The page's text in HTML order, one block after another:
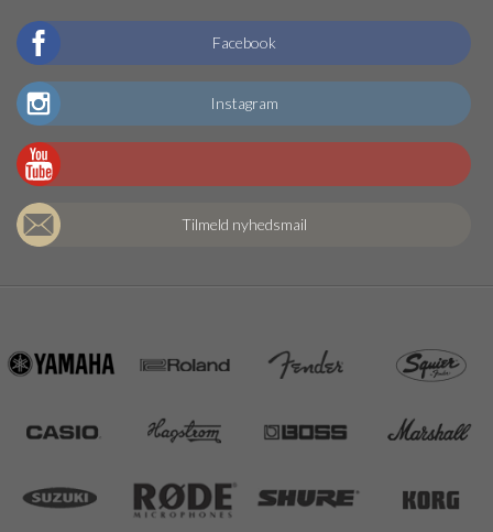
Facebook
Instagram
Tilmeld nyhedsmail